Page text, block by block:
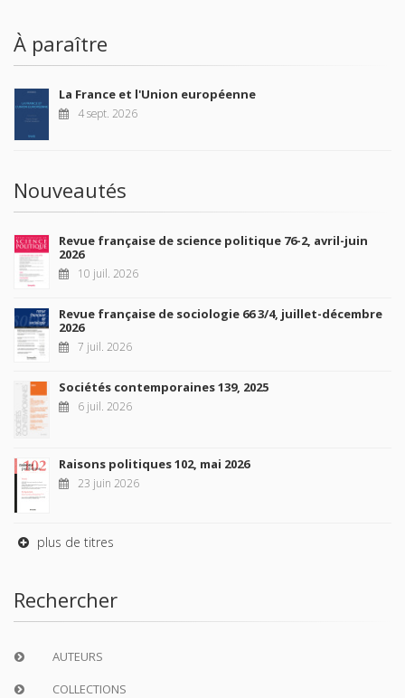
À paraître
La France et l'Union européenne
4 sept. 2026
Nouveautés
Revue française de science politique 76-2, avril-juin
2026
10 juil. 2026
Revue française de sociologie 66 3/4, juillet-décembre
2026
7 juil. 2026
Sociétés contemporaines 139, 2025
6 juil. 2026
Raisons politiques 102, mai 2026
23 juin 2026
plus de titres
Rechercher
AUTEURS
COLLECTIONS